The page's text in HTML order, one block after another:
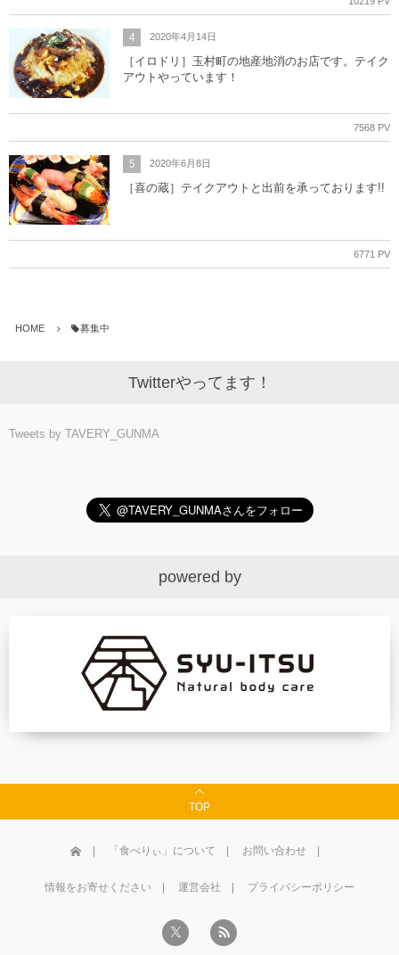
4 2020年4月14日
［イロドリ］玉村町の地産地消のお店です。テイク
アウトやっています！
7568 PV
5 2020年6月8日
［喜の蔵］テイクアウトと出前を承っております!!
6771 PV
HOME 募集中
Twitterやってます！
Tweets by TAVERY_GUNMA
powered by
TOP
「食べりぃ」について お問い合わせ
情報をお寄せください 運営会社 プライバシーポリシー